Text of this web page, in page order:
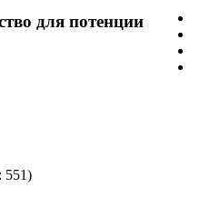
для потенции
551)